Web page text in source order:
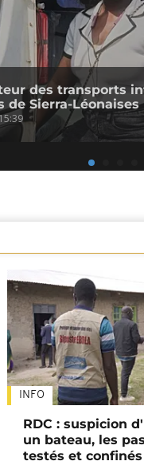
des transports
de Sierra-Léonaises
INFO
RDC : suspicion
un bateau, les
testés et confinés